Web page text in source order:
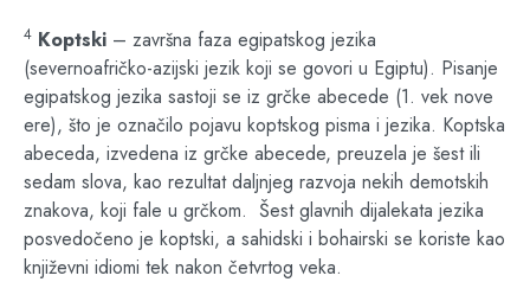
4 Koptski – završna faza egipatskog jezika
(severnoafričko-azijski jezik koji se govori u Egiptu). Pisanje
egipatskog jezika sastoji se iz grčke abecede (1. vek nove
ere), što je označilo pojavu koptskog pisma i jezika. Koptska
abeceda, izvedena iz grčke abecede, preuzela je šest ili
sedam slova, kao rezultat daljnjeg razvoja nekih demotskih
znakova, koji fale u grčkom. Šest glavnih dijalekata jezika
posvedočeno je koptski, a sahidski i bohairski se koriste kao
književni idiomi tek nakon četvrtog veka.